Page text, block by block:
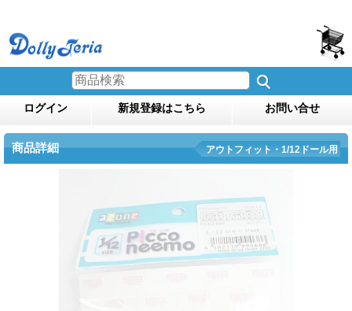
ログイン 新規登録はこちら お問い合せ
商品詳細 アウトフィット・1/12ドール用